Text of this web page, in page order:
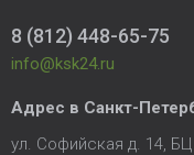
8 (812) 448-65-75
info@ksk24.ru
Адрес в Санкт-
ул. Софийская д. 14,